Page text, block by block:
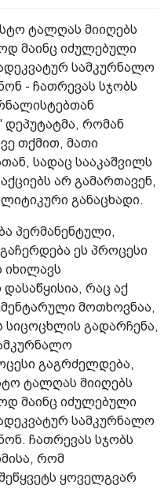
ტალღას მიიღებს
მაინც იძულებული
სამკურნალო
- ჩათრევას სჯობს
რომან
თქმით, მათი
სადაც სააკაშვილს
არ გამართავენ,
განაცხადი.
პერმანენტული,
ეს პროცესი
იხილავს
რაც აქ
მოთხოვნაა,
სიცოცხლის გადარჩენა,
გაგრძელდება,
ტალღას მიიღებს
მაინც იძულებული
სამკურნალო
ჩათრევას სჯობს
რომ
ყოველგვარ